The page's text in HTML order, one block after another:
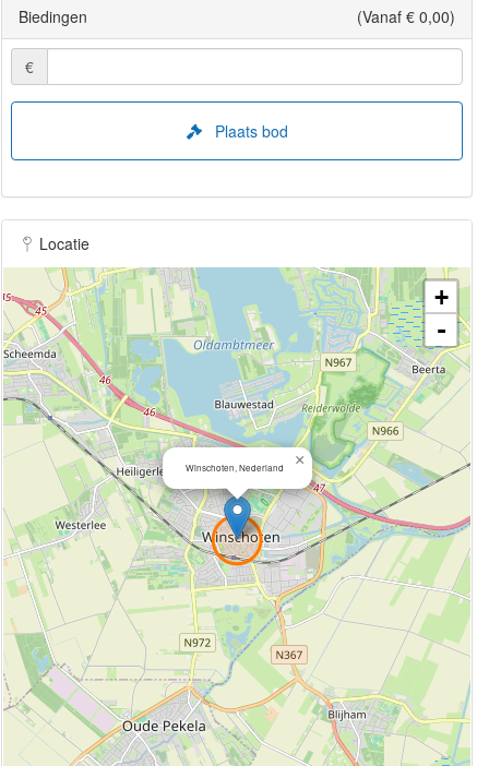
Biedingen (Vanaf € 0,00)
€
Plaats bod
Locatie
Winschoten, Nederland ×
+
-